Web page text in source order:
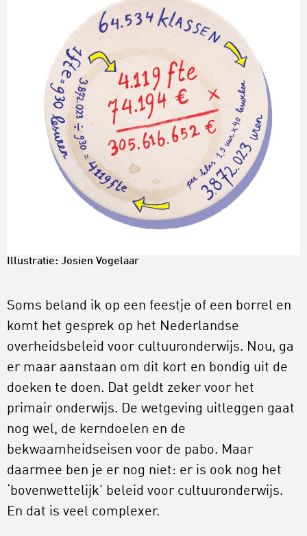
Illustratie: Josien Vogelaar
Soms beland ik op een feestje of een borrel en
komt het gesprek op het Nederlandse
overheidsbeleid voor cultuuronderwijs. Nou, ga
er maar aanstaan om dit kort en bondig uit de
doeken te doen. Dat geldt zeker voor het
primair onderwijs. De wetgeving uitleggen gaat
nog wel, de kerndoelen en de
bekwaamheidseisen voor de pabo. Maar
daarmee ben je er nog niet: er is ook nog het
‘bovenwettelijk’ beleid voor cultuuronderwijs.
En dat is veel complexer.